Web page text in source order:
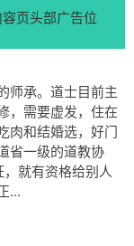
!
页头部广告位
师承。道士目前主
，需要虚发，住在
肉和结婚选，好门
省一级的道教协
就有资格给别人
...